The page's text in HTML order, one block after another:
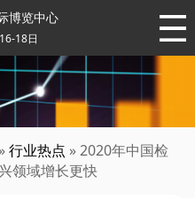
博览中心
18日
»行业热点 » 2020年中国检
领域增长更快